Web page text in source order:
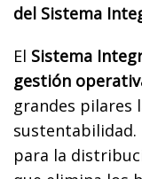
del Sistema
El Sistema
gestión
grandes pilares
sustentabilidad.
para la